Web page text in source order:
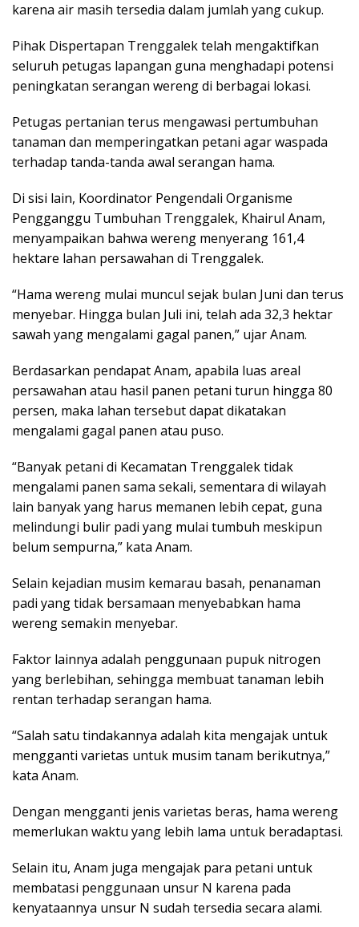
karena air masih tersedia dalam jumlah yang cukup.
Pihak Dispertapan Trenggalek telah mengaktifkan
seluruh petugas lapangan guna menghadapi potensi
peningkatan serangan wereng di berbagai lokasi.
Petugas pertanian terus mengawasi pertumbuhan
tanaman dan memperingatkan petani agar waspada
terhadap tanda-tanda awal serangan hama.
Di sisi lain, Koordinator Pengendali Organisme
Pengganggu Tumbuhan Trenggalek, Khairul Anam,
menyampaikan bahwa wereng menyerang 161,4
hektare lahan persawahan di Trenggalek.
“Hama wereng mulai muncul sejak bulan Juni dan terus
menyebar. Hingga bulan Juli ini, telah ada 32,3 hektar
sawah yang mengalami gagal panen,” ujar Anam.
Berdasarkan pendapat Anam, apabila luas areal
persawahan atau hasil panen petani turun hingga 80
persen, maka lahan tersebut dapat dikatakan
mengalami gagal panen atau puso.
“Banyak petani di Kecamatan Trenggalek tidak
mengalami panen sama sekali, sementara di wilayah
lain banyak yang harus memanen lebih cepat, guna
melindungi bulir padi yang mulai tumbuh meskipun
belum sempurna,” kata Anam.
Selain kejadian musim kemarau basah, penanaman
padi yang tidak bersamaan menyebabkan hama
wereng semakin menyebar.
Faktor lainnya adalah penggunaan pupuk nitrogen
yang berlebihan, sehingga membuat tanaman lebih
rentan terhadap serangan hama.
“Salah satu tindakannya adalah kita mengajak untuk
mengganti varietas untuk musim tanam berikutnya,”
kata Anam.
Dengan mengganti jenis varietas beras, hama wereng
memerlukan waktu yang lebih lama untuk beradaptasi.
Selain itu, Anam juga mengajak para petani untuk
membatasi penggunaan unsur N karena pada
kenyataannya unsur N sudah tersedia secara alami.